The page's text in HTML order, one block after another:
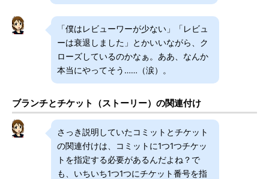
「僕はレビューワーが少ない」「レビュ
ーは衰退しました」とかいいながら、ク
ローズしているのかなぁ。ああ、なんか
本当にやってそう……（涙）。
ブランチとチケット（ストーリー）の関連付け
さっき説明していたコミットとチケット
の関連付けは、コミットに1つ1つチケッ
トを指定する必要があるんだよね？で
も、いちいち1つ1つにチケット番号を指